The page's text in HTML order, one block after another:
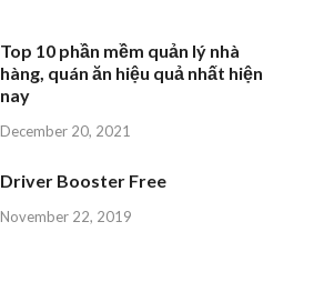
Top 10 phần mềm quản lý nhà
hàng, quán ăn hiệu quả nhất hiện
nay
December 20, 2021
Driver Booster Free
November 22, 2019